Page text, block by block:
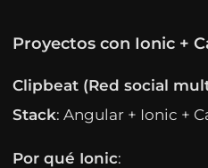
Proyectos con Ionic +
Clipbeat (Red social
Stack: Angular + Ionic +
Por qué Ionic: